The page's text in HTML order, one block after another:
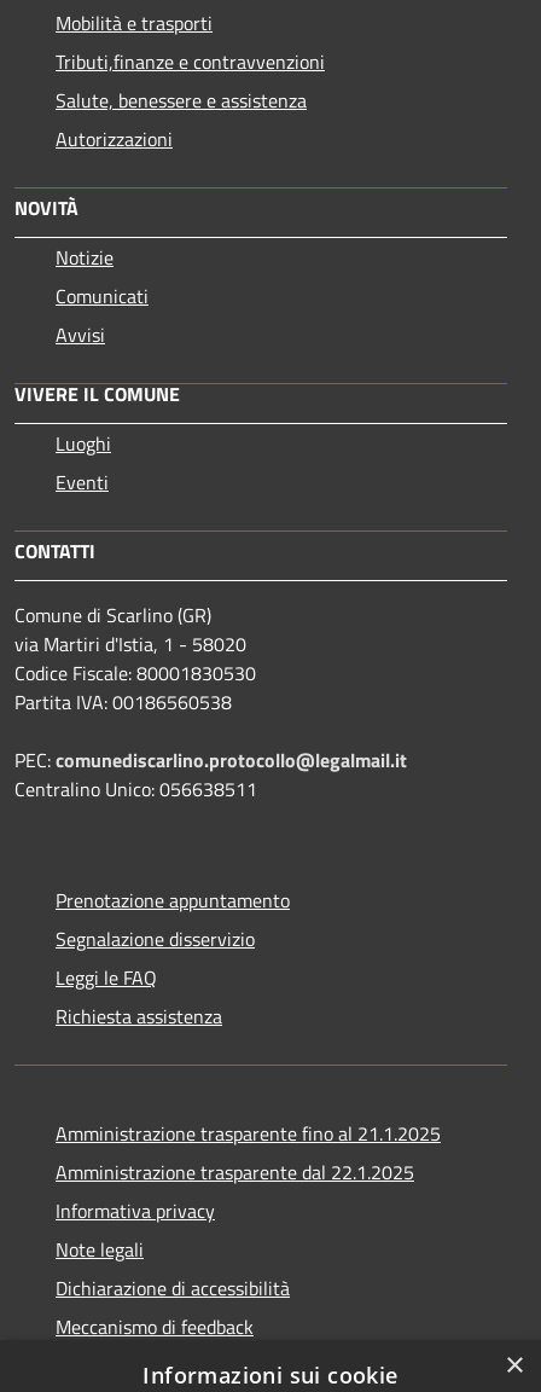
Mobilità e trasporti
Tributi,finanze e contravvenzioni
Salute, benessere e assistenza
Autorizzazioni
NOVITÀ
Notizie
Comunicati
Avvisi
VIVERE IL COMUNE
Luoghi
Eventi
CONTATTI
Comune di Scarlino (GR)
via Martiri d'Istia, 1 - 58020
Codice Fiscale: 80001830530
Partita IVA: 00186560538
PEC:comunediscarlino.protocollo@legalmail.it
Centralino Unico: 056638511
Prenotazione appuntamento
Segnalazione disservizio
Leggi le FAQ
Richiesta assistenza
Amministrazione trasparente fino al 21.1.2025
Amministrazione trasparente dal 22.1.2025
Informativa privacy
Note legali
Dichiarazione di accessibilità
Meccanismo di feedback
Whistleblowing
×
Informazioni sui cookie